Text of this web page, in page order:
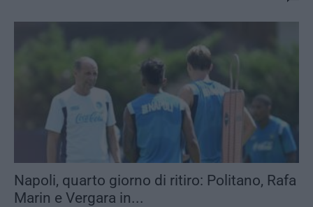
Napoli, quarto giorno di ritiro: Politano, Rafa
Marin e Vergara in...